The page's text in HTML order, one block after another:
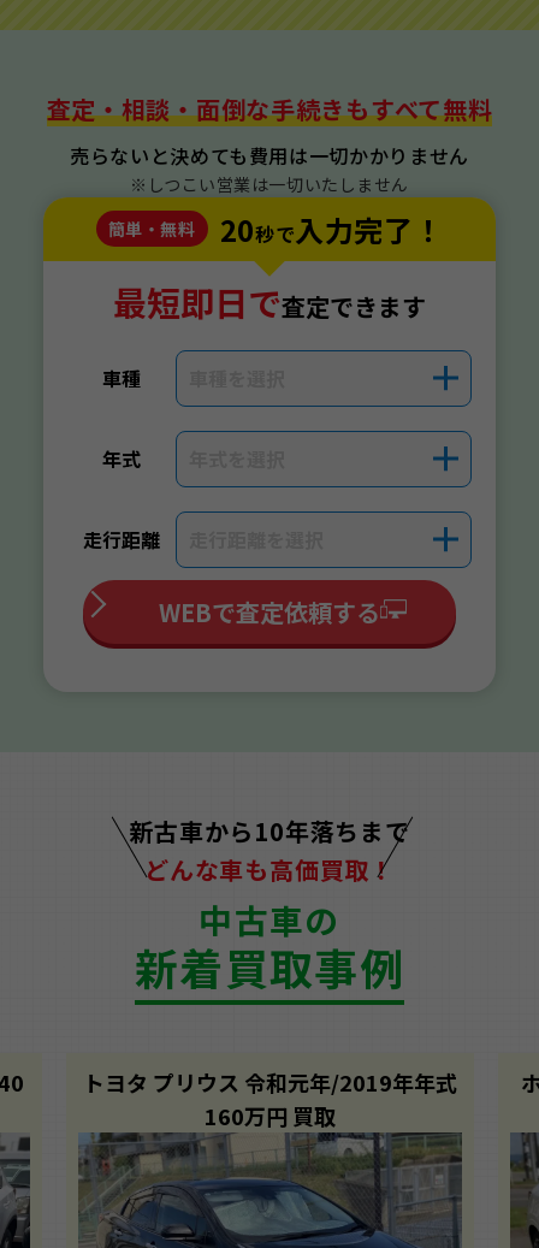
査定・相談・面倒な手続きもすべて無料
売らないと決めても費用は一切かかりません
※しつこい営業は一切いたしません
簡単・無料
20秒で入力完了！
最短即日で査定できます
車種 ＋
年式 ＋
走行距離 ＋
WEBで査定依頼する
新古車から10年落ちまで
どんな車も高価買取！
中古車の
新着買取事例
トヨタ プリウス 令和元年/2019年年式
160万円 買取